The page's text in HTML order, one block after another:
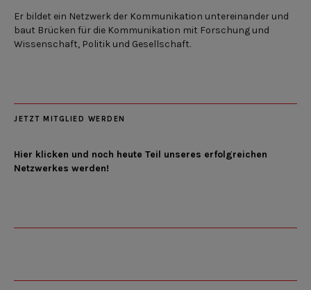
Er bildet ein Netzwerk der Kommunikation untereinander und
baut Brücken für die Kommunikation mit Forschung und
Wissenschaft, Politik und Gesellschaft.
JETZT MITGLIED WERDEN
Hier klicken und noch heute Teil unseres erfolgreichen
Netzwerkes werden!